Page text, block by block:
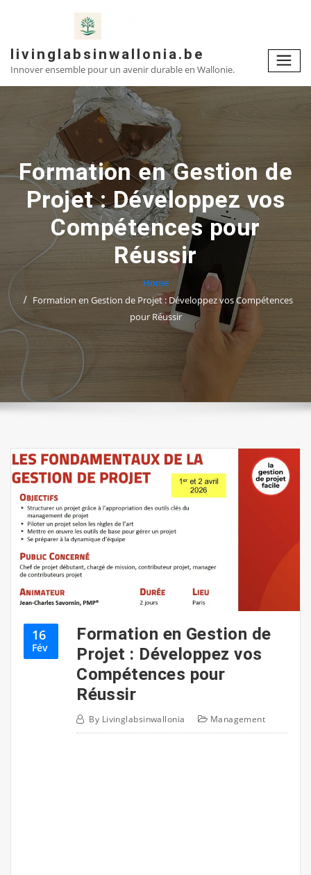
livinglabsinwallonia.be
Innover ensemble pour un avenir durable en Wallonie.
Formation en Gestion de
Projet : Développez vos
Compétences pour
Réussir
Home
Formation en Gestion de Projet : Développez vos Compétences
pour Réussir
16
Fév
Formation en Gestion de
Projet : Développez vos
Compétences pour
Réussir
By Livinglabsinwallonia Management